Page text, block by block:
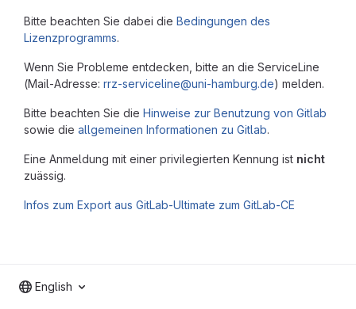
Bitte beachten Sie dabei die Bedingungen des
Lizenzprogramms.
Wenn Sie Probleme entdecken, bitte an die ServiceLine
(Mail-Adresse: rrz-serviceline@uni-hamburg.de) melden.
Bitte beachten Sie die Hinweise zur Benutzung von Gitlab
sowie die allgemeinen Informationen zu Gitlab.
Eine Anmeldung mit einer privilegierten Kennung ist nicht
zuässig.
Infos zum Export aus GitLab-Ultimate zum GitLab-CE
English